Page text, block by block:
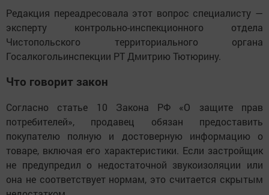
Редакция переадресовала этот вопрос специалисту —
эксперту контрольно-инспекционного отдела
Чистопольского территориального органа
Госалкогольинспекции РТ Дмитрию Тютюрину.
Что говорит закон
Согласно статье 10 Закона РФ «О защите прав
потребителей», продавец обязан предоставить
покупателю полную и достоверную информацию о
товаре, включая его характеристики. Если застройщик
не предупредил о недостаточной звукоизоляции или
она не соответствует нормам, это считается скрытым